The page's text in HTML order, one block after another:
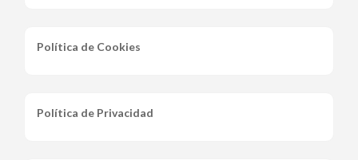
Política de Cookies
Política de Privacidad